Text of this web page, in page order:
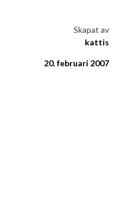
Skapat av
kattis
20. februari 2007